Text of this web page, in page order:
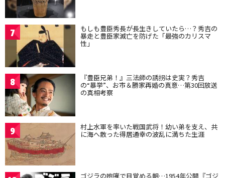
7 もしも豊臣秀長が長生きしていたら…？秀吉の
暴走と豊臣家滅亡を防げた「最強のカリスマ
性」
8 『豊臣兄弟！』三法師の誘拐は史実？秀吉
の“暴挙”、お市＆勝家再婚の真意…第30回放送
の真相考察
9 村上水軍を率いた戦国武将！幼い弟を支え、共
に海へ散った得居通幸の波乱に満ちた生涯
ゴジラの咆哮で目覚める朝…1954年公開『ゴジ